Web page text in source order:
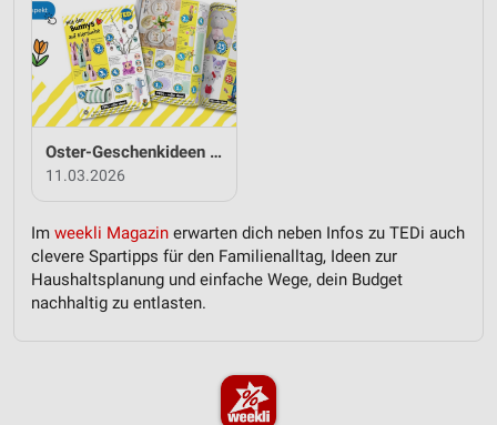
Oster-Geschenkideen von TEDi
11.03.2026
Im weekli Magazin erwarten dich neben Infos zu TEDi auch
clevere Spartipps für den Familienalltag, Ideen zur
Haushaltsplanung und einfache Wege, dein Budget
nachhaltig zu entlasten.